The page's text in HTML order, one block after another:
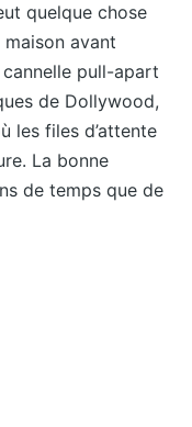
quelque chose
avant
pull-apart
de Dollywood,
les files d’attente
La bonne
de temps que de